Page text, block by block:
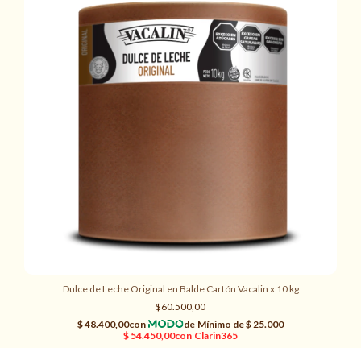
Dulce de Leche Original en Balde Cartón Vacalin x 10 kg
$60.500,00